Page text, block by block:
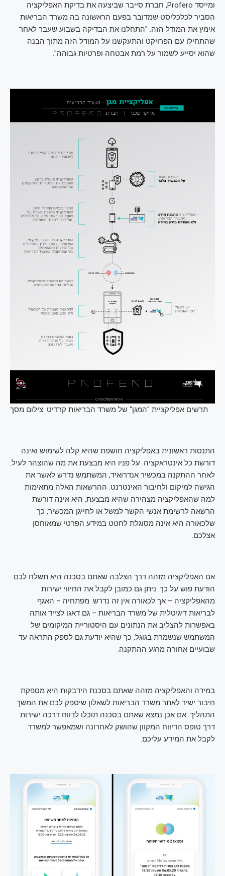
ומייסד Profero, חברת סייבר שביצעה את בדיקת האפליקציה
הסביר לכלכליסט שמדובר בפעם הראשונה בה משרד הבריאות
אימץ את המודל הזה. "התחלנו את הבדיקה בשבוע שעבר לאחר
שהתחילו עם הפרויקט והתעקשנו על המודל הזה מתוך הבנה
שהוא יסייע לשמור על רמת אבטחה ופרטיות גבוהה".
תרשים אפליקציית "המגן" של משרד הבריאות קרדיט: צילום מסך
התנסות ראשונית באפליקציה חושפת שהיא קלה לשימוש ואינה
דורשת כל אינטראקציה. על פניו היא מבצעת את מה שהוצהר לעיל.
לאחר ההתקנה במכשיר אנדרואיד, המשתמש נדרש לאשר את
הגישה למיקום ולחיבור האינטרנט. ההרשאות האלה מתאימות
למה שהאפליקציה מצהירה שהיא מבצעת. היא אינה דורשת
הרשאה לרשימת אנשי הקשר למשל או לחייגן המכשיר, כך
שלכאורה היא אינה מסוגלת לחטט במידע הפרטי שמאוחסן
אצלכם.
אם האפליקציה מזהה דרך הצלבה שאתם בסכנה היא תשלח לכם
הודעת פוש על כך. ניתן גם כמובן לקבל את החיווי ישירות
מהאפליקציה – אך לכאורה אין זה נדרש. מפתחיה – האגף
לבריאות דיגיטלית של משרד הבריאות – גם דאגו לצייד אותה
באפשרות להצליב את הנתונים עם היסטוריית המיקומים של
המשתמש שנשמרת בגוגל, כך שהיא יודעת גם לספק התראה עד
שבועיים אחורה מרגע ההתקנה.
במידה והאפליקציה מזהה שאתם בסכנת הידבקות היא מספקת
חיבור ישיר לאתר משרד הבריאות לשאלון שיספק לכם את המשך
התהליך. אם אכן נמצא שאתם בסכנה תוכלו לדווח דרכה ישירות
דרך טופס הדיווח המקוון שהושק לאחרונה ושמאפשר למשרד
לקבל את המידע עליכם.